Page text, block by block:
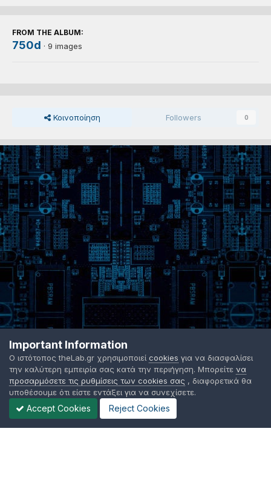
FROM THE ALBUM:
750d · 9 images
Κοινοποίηση Followers 0
Important Information
Ο ιστότοπος theLab.gr χρησιμοποιεί cookies για να διασφαλίσει
την καλύτερη εμπειρία σας κατά την περιήγηση. Μπορείτε να
προσαρμόσετε τις ρυθμίσεις των cookies σας , διαφορετικά θα
υποθέσουμε ότι είστε εντάξει για να συνεχίσετε.
Accept Cookies Reject Cookies